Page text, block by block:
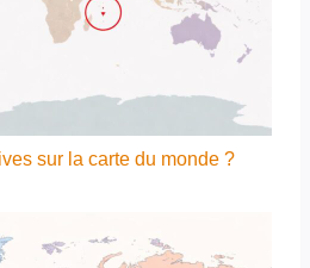
sur la carte du monde ?